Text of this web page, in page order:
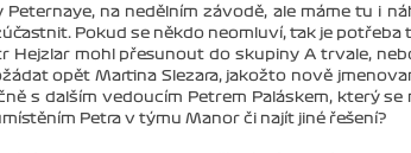
na nedělním závodě, ale máme tu i
Pokud se někdo neomluví, tak je potřeba
Hejzlar mohl přesunout do skupiny A trvale,
opět Martina Slezara, jakožto nově
s dalším vedoucím Petrem Paláskem, který se
Petra v týmu Manor či najít jiné řešení?